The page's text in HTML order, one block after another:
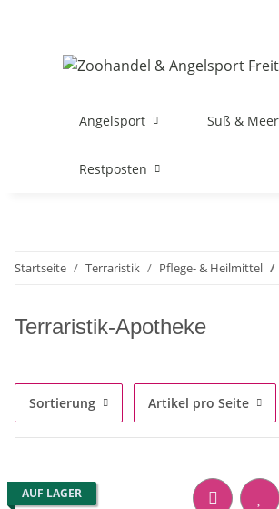
Angelsport Süß &
Restposten
Startseite Terraristik Pflege- & Heilmittel
Terraristik-Apotheke
Sortierung Artikel pro Seite
AUF LAGER